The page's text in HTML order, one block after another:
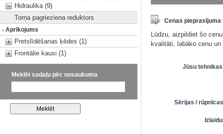
Hidraulika (9)
Torņa pagrieziena reduktors
- Aprīkojums
Pretslīdēšanas ķēdes (1)
Frontālie kausi (1)
Meklēt sadaļu pēc nosaukuma
Cenas pieprasījuma
Lūdzu, aizpildiet šo
kvalitāti, labāko cenu
Jūsu
Sērijas /